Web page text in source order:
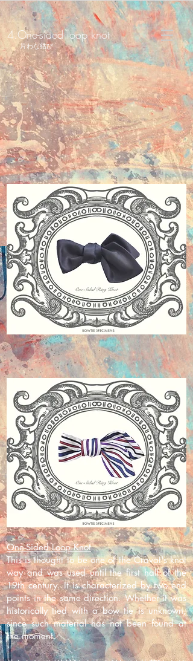
4.One-sided loop knot
片わな結び
One-Sided Loop Knot
This is thought to be one of the Cravat's knot
way and was used until the first half of the
19th century. It is characterized by two end
points in the same direction. Whether it was
historically tied with a bow tie is unknown,
since such material has not been found at
the moment.